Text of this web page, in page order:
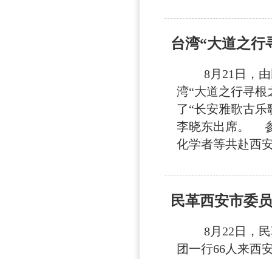
台湾“大道之行
8月21日，由
湾“大道之行寻根
了“长安雅歌古
李晓东出席。
化学者等共赴西
民革西安市委
8月22日，民
团一行66人来西